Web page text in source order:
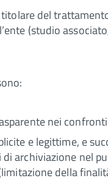
del
(studio
nei
e legittime, e
archiviazione nel
della